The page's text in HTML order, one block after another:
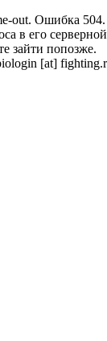
out. Ошибка 504.
в его
зайти попозже.
[at]